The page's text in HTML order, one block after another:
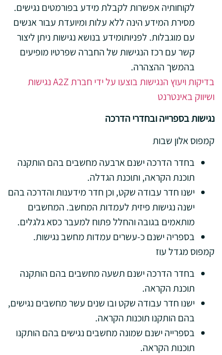
לקוחותיה אפשרות לקבלת מידע בפורמטים נגישים.
מסירת המידע הינה ללא עלות ומיועדת עבור אנשים
עם מוגבלות. לפניותומידע בנושא נגישות ניתן ליצור
קשר עם רכז הנגישות של החברה שפרטיו מופיעים
בהמשך ההצהרה.
בדיקות ויעוץ הנגישות בוצעו על ידי חברת A2Z נגישות
ושיווק באינטרנט
נגישות בספרייה ובחדרי הדרכה
קמפוס אלון שבות
בחדר הדרכה ישנם ארבעה מחשבים בהם הותקנה
תוכנת הקראה, ותוכנת הגדלה.
ישנו חדר עבודה שקט, וכן חדר מידענות והדרכה בהם
ישנה נגישות פיזית לעמדות המחשב. המחשבים
מותאמים בגובה והחלל פתוח למעבר כסא גלגלים.
בספריה ישנם כ-עשרים עמדות מחשב נגישות.
קמפוס מגדל עוז
בחדר הדרכה ישנם תשעה מחשבים בהם הותקנה
תוכנת הקראה.
ישנו חדר עבודה שקט ובו שנים עשר מחשבים נגישים,
בהם הותקנו תוכנות הקראה.
בספרייה ישנם שמונה מחשבים נגישים בהם הותקנו
תוכנות הקראה.